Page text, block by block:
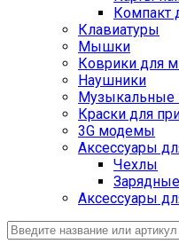
Компакт
Клавиатуры
Мышки
Коврики для
Наушники
Музыкальные
Краски для
3G модемы
Аксессуары
Чехлы
Аксессуары